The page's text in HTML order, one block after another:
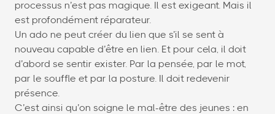
processus n’est pas magique. Il est exigeant. Mais il
est profondément réparateur.
Un ado ne peut créer du lien que s’il se sent à
nouveau capable d’être en lien. Et pour cela, il doit
d’abord se sentir exister. Par la pensée, par le mot,
par le souffle et par la posture. Il doit redevenir
présence.
C’est ainsi qu’on soigne le mal-être des jeunes : en